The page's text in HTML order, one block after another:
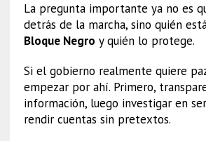
La pregunta importante ya no es
detrás de la marcha, sino quién
Bloque Negro y quién lo protege.
Si el gobierno realmente quiere
empezar por ahí. Primero,
información, luego investigar en
rendir cuentas sin pretextos.